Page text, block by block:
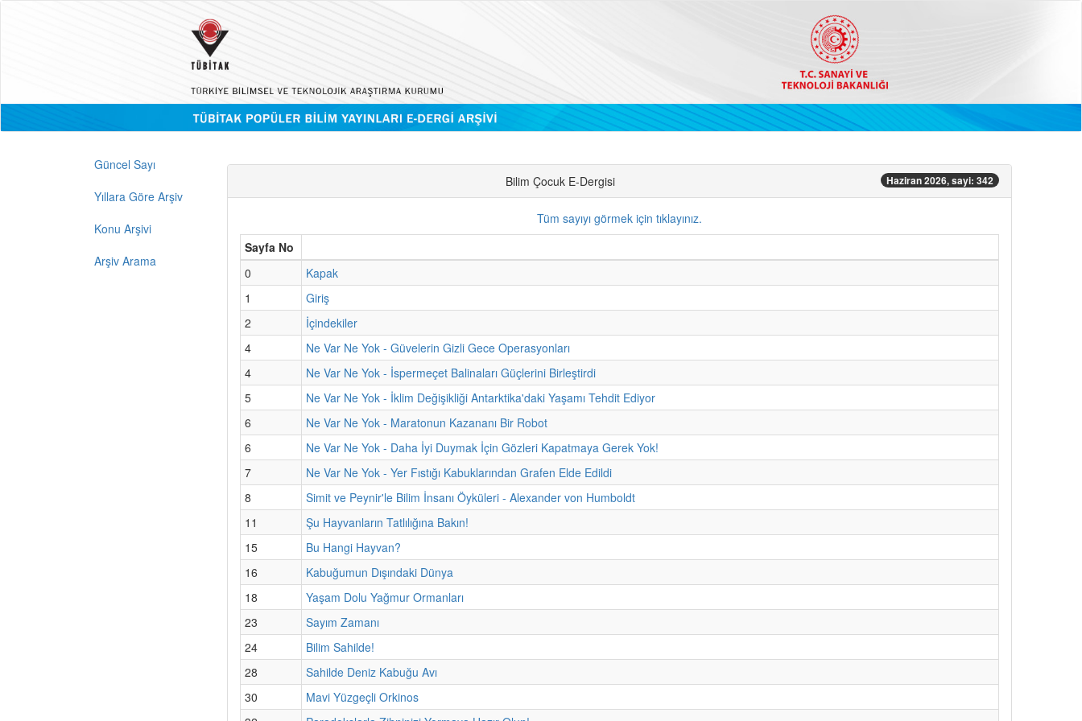
Güncel Sayı
Yıllara Göre Arşiv
Konu Arşivi
Arşiv Arama
Bilim Çocuk E-Dergisi Haziran 2026, sayi: 342
Tüm sayıyı görmek için tıklayınız.
Sayfa No
0
Kapak
1
Giriş
2
İçindekiler
4
Ne Var Ne Yok - Güvelerin Gizli Gece Operasyonları
4
Ne Var Ne Yok - İspermeçet Balinaları Güçlerini Birleştirdi
5
Ne Var Ne Yok - İklim Değişikliği Antarktika'daki Yaşamı Tehdit Ediyor
6
Ne Var Ne Yok - Maratonun Kazananı Bir Robot
6
Ne Var Ne Yok - Daha İyi Duymak İçin Gözleri Kapatmaya Gerek Yok!
7
Ne Var Ne Yok - Yer Fıstığı Kabuklarından Grafen Elde Edildi
8
Simit ve Peynir'le Bilim İnsanı Öyküleri - Alexander von Humboldt
11
Şu Hayvanların Tatlılığına Bakın!
15
Bu Hangi Hayvan?
16
Kabuğumun Dışındaki Dünya
18
Yaşam Dolu Yağmur Ormanları
23
Sayım Zamanı
24
Bilim Sahilde!
28
Sahilde Deniz Kabuğu Avı
30
Mavi Yüzgeçli Orkinos